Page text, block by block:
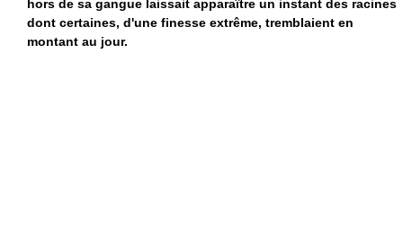
hors de sa gangue laissait apparaître un instant des racines
dont certaines, d'une finesse extrême, tremblaient en
montant au jour.